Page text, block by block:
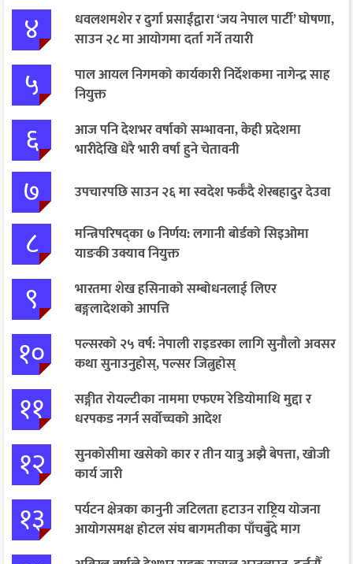
४
धवलशमशेर र दुर्गा प्रसाईंद्वारा ‘जय नेपाल पार्टी’ घोषणा,
साउन २८ मा आयोगमा दर्ता गर्ने तयारी
५
पाल आयल निगमको कार्यकारी निर्देशकमा नागेन्द्र साह
नियुक्त
६
आज पनि देशभर वर्षाको सम्भावना, केही प्रदेशमा
भारीदेखि धेरै भारी वर्षा हुने चेतावनी
७ उपचारपछि साउन २६ मा स्वदेश फर्कँदै शेरबहादुर देउवा
८
मन्त्रिपरिषद्का ७ निर्णय: लगानी बोर्डको सिइओमा
याङकी उक्याव नियुक्त
९
भारतमा शेख हसिनाको सम्बोधनलाई लिएर
बङ्गलादेशको आपत्ति
१०
पल्सरको २५ वर्ष: नेपाली राइडरका लागि सुनौलो अवसर
कथा सुनाउनुहोस्, पल्सर जित्नुहोस्
११
सङ्गीत रोयल्टीका नाममा एफएम रेडियोमाथि मुद्दा र
धरपकड नगर्न सर्वोच्चको आदेश
१२
सुनकोसीमा खसेको कार र तीन यात्रु अझै बेपत्ता, खोजी
कार्य जारी
१३
पर्यटन क्षेत्रका कानुनी जटिलता हटाउन राष्ट्रिय योजना
आयोगसमक्ष होटल संघ बागमतीका पाँचबुँदे माग